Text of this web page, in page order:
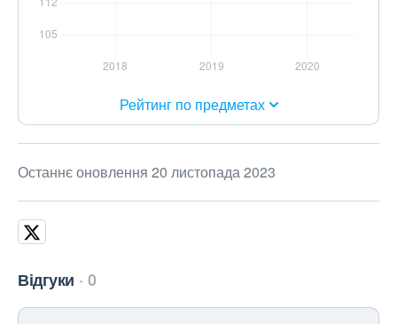
Рейтинг по предметах
Останнє оновлення 20 листопада 2023
Відгуки 0